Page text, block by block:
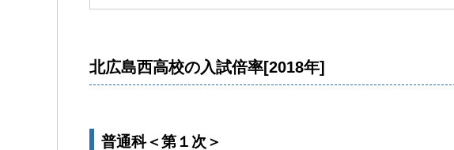
北広島西高校の入試倍率[2018年]
普通科＜第１次＞